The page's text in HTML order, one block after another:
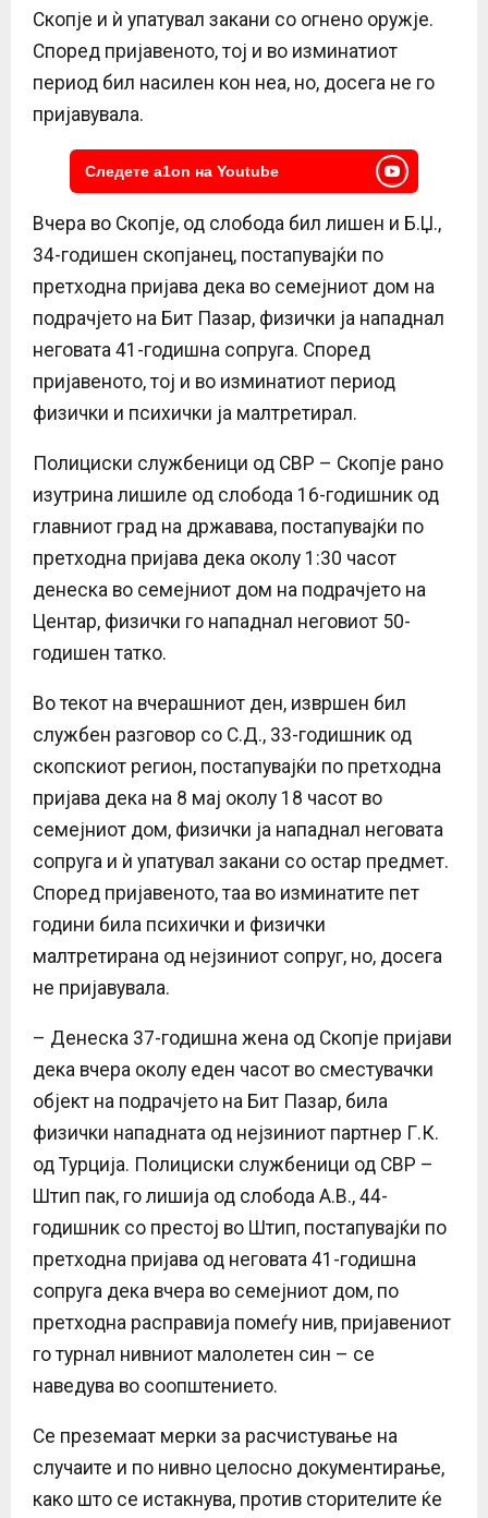
Скопје и ѝ упатувал закани со огнено оружје.
Според пријавеното, тој и во изминатиот
период бил насилен кон неа, но, досега не го
пријавувала.
Следете a1on на Youtube
Вчера во Скопје, од слобода бил лишен и Б.Џ.,
34-годишен скопјанец, постапувајќи по
претходна пријава дека во семејниот дом на
подрачјето на Бит Пазар, физички ја нападнал
неговата 41-годишна сопруга. Според
пријавеното, тој и во изминатиот период
физички и психички ја малтретирал.
Полициски службеници од СВР – Скопје рано
изутрина лишиле од слобода 16-годишник од
главниот град на државава, постапувајќи по
претходна пријава дека околу 1:30 часот
денеска во семејниот дом на подрачјето на
Центар, физички го нападнал неговиот 50-
годишен татко.
Во текот на вчерашниот ден, извршен бил
службен разговор со С.Д., 33-годишник од
скопскиот регион, постапувајќи по претходна
пријава дека на 8 мај околу 18 часот во
семејниот дом, физички ја нападнал неговата
сопруга и ѝ упатувал закани со остар предмет.
Според пријавеното, таа во изминатите пет
години била психички и физички
малтретирана од нејзиниот сопруг, но, досега
не пријавувала.
– Денеска 37-годишна жена од Скопје пријави
дека вчера околу еден часот во сместувачки
објект на подрачјето на Бит Пазар, била
физички нападната од нејзиниот партнер Г.К.
од Турција. Полициски службеници од СВР –
Штип пак, го лишија од слобода А.В., 44-
годишник со престој во Штип, постапувајќи по
претходна пријава од неговата 41-годишна
сопруга дека вчера во семејниот дом, по
претходна расправија помеѓу нив, пријавениот
го турнал нивниот малолетен син – се
наведува во соопштението.
Се преземаат мерки за расчистување на
случаите и по нивно целосно документирање,
како што се истакнува, против сторителите ќе